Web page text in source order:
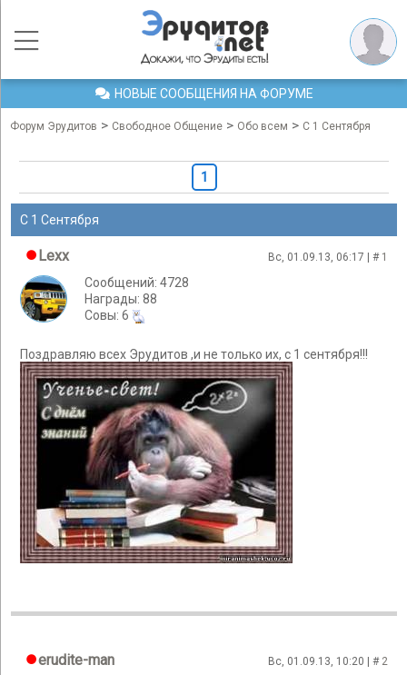
НОВЫЕ СООБЩЕНИЯ НА ФОРУМЕ
Форум Эрудитов > Свободное Общение > Обо всем > C 1 Сентября
1
C 1 Сентября
Lexx Вс, 01.09.13, 06:17 | # 1
Сообщений: 4728
Награды: 88
Cовы: 6
Поздравляю всех Эрудитов ,и не только их, с 1 сентября!!!
erudite-man Вс, 01.09.13, 10:20 | # 2